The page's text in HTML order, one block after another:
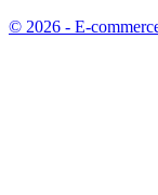
© 2026 - E-